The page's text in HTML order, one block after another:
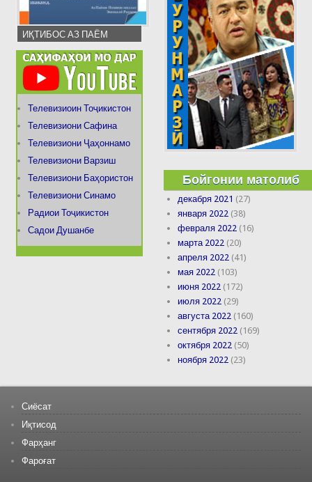
ИҚТИБОС АЗ ПАЁМ
Телевизиоин Тоҷикистон
Телевизиони Сафина
Телевизиони Ҷаҳоннамо
Телевизиони Варзиш
Телевизиони Баҳористон
Телевизиони Синамо
Радиои Тоҷикистон
Садои Душанбе
Бойгонии матолиб
декабря 2021 (27)
января 2022 (38)
февраля 2022 (16)
марта 2022 (20)
апреля 2022 (41)
мая 2022 (103)
июня 2022 (172)
июля 2022 (29)
августа 2022 (160)
сентября 2022 (169)
октября 2022 (50)
ноября 2022 (23)
Сиёсат
Иқтисод
Фарҳанг
Фароғат